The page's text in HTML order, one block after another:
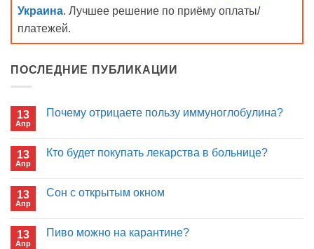
Украина. Лучшее решение по приёму оплаты/
платежей.
ПОСЛЕДНИЕ ПУБЛИКАЦИИ
13
Апр
Почему отрицаете пользу иммуноглобулина?
записи
Почему
13
Апр
Кто будет покупать лекарства в больнице?
записи
Кто
в
13
Апр
Сон с открытым окном
записи
Сон
13
Апр
Пиво можно на карантине?